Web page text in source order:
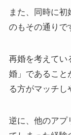
また、同時に初
のもその通りで
再婚を考えてい
婚」であること
る方がマッチし
逆に、他のアプ